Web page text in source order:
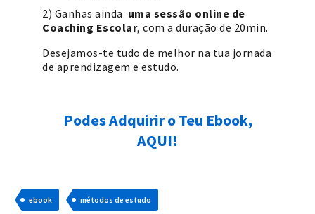
2) Ganhas ainda uma sessão online de
Coaching Escolar, com a duração de 20min.
Desejamos-te tudo de melhor na tua jornada
de aprendizagem e estudo.
Podes Adquirir o Teu Ebook,
AQUI!
ebook métodos de estudo